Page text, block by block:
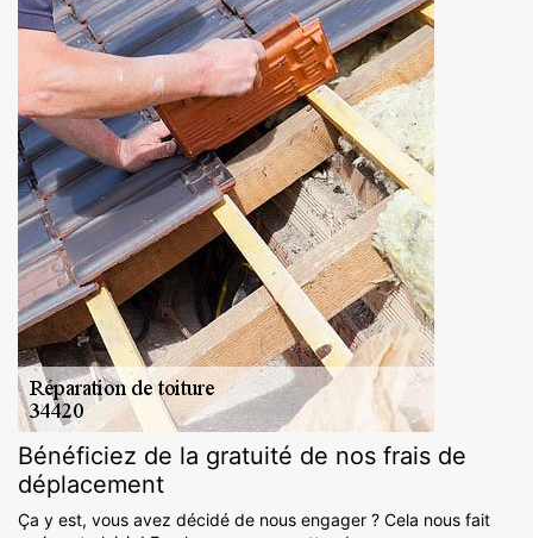
Bénéficiez de la gratuité de nos frais de
déplacement
Ça y est, vous avez décidé de nous engager ? Cela nous fait